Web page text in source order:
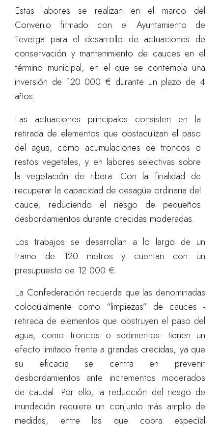
Estas labores se realizan en el marco del
Convenio firmado con el Ayuntamiento de
Teverga para el desarrollo de actuaciones de
conservación y mantenimiento de cauces en el
término municipal, en el que se contempla una
inversión de 120 000 € durante un plazo de 4
años.
Las actuaciones principales consisten en la
retirada de elementos que obstaculizan el paso
del agua, como acumulaciones de troncos o
restos vegetales, y en labores selectivas sobre
la vegetación de ribera. Con la finalidad de
recuperar la capacidad de desagüe ordinaria del
cauce, reduciendo el riesgo de pequeños
desbordamientos durante crecidas moderadas.
Los trabajos se desarrollan a lo largo de un
tramo de 120 metros y cuentan con un
presupuesto de 12 000 €.
La Confederación recuerda que las denominadas
coloquialmente como “limpiezas” de cauces -
retirada de elementos que obstruyen el paso del
agua, como troncos o sedimentos- tienen un
efecto limitado frente a grandes crecidas, ya que
su eficacia se centra en prevenir
desbordamientos ante incrementos moderados
de caudal. Por ello, la reducción del riesgo de
inundación requiere un conjunto más amplio de
medidas, entre las que cobra especial